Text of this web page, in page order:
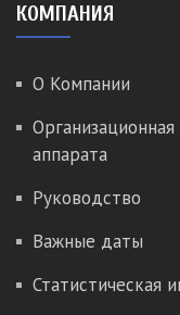
КОМПАНИЯ
О Компании
аппарата
Руководство
Важные даты
Статистическая